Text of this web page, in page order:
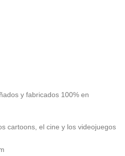
y fabricados 100% en
cartoons, el cine y los videojuegos